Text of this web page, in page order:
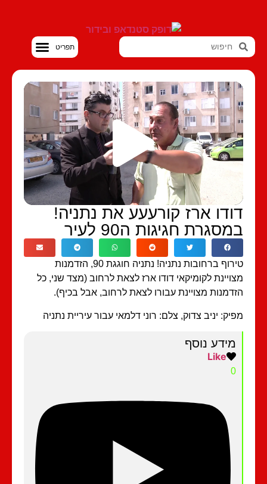
ארז קורעעע את נתניה!
חגיגות ה90 לעיר
טירוף ברחובות נתניה! נתניה חוגגת 90, הזדמנות
לקומיקאי דודו ארז לצאת לרחוב (מצד שני, כל
מצויינת עבורו לצאת לרחוב, אבל בכיף).
יניב צדוק, צלם: רוני דלמאי עבור עיריית נתניה
מידע נוסף